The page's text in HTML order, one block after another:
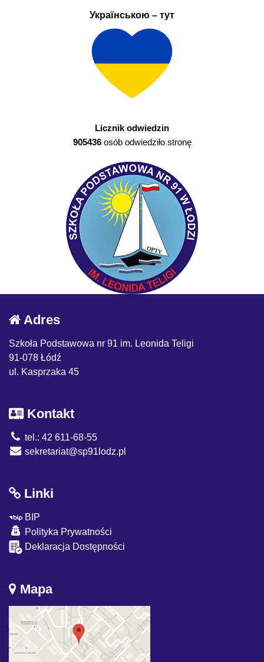
Українською – тут
Licznik odwiedzin
905436osób odwiedziło stronę
Adres
Szkoła Podstawowa nr 91 im. Leonida Teligi
91-078 Łódź
ul. Kasprzaka 45
Kontakt
tel.: 42 611-68-55
sekretariat@sp91lodz.pl
Linki
BIP
Polityka Prywatności
Deklaracja Dostępności
Mapa